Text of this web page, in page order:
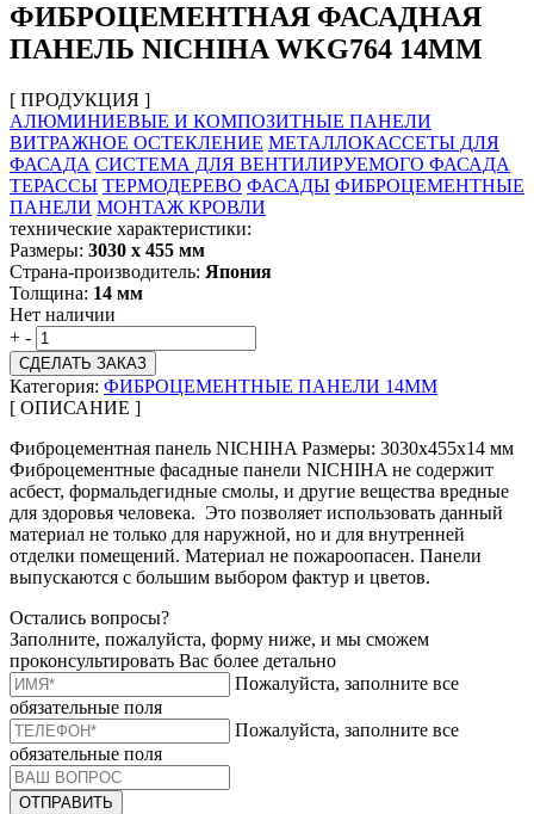
ФИБРОЦЕМЕНТНАЯ ФАСАДНАЯ
ПАНЕЛЬ NICHIHA WKG764 14ММ
[ ПРОДУКЦИЯ ]
АЛЮМИНИЕВЫЕ И КОМПОЗИТНЫЕ ПАНЕЛИ
ВИТРАЖНОЕ ОСТЕКЛЕНИЕ МЕТАЛЛОКАССЕТЫ ДЛЯ
ФАСАДА СИСТЕМА ДЛЯ ВЕНТИЛИРУЕМОГО ФАСАДА
ТЕРАССЫ ТЕРМОДЕРЕВО ФАСАДЫ ФИБРОЦЕМЕНТНЫЕ
ПАНЕЛИ МОНТАЖ КРОВЛИ
технические характеристики:
Размеры: 3030 х 455 мм
Страна-производитель: Япония
Толщина: 14 мм
Нет наличии
+ -
СДЕЛАТЬ ЗАКАЗ
Категория: ФИБРОЦЕМЕНТНЫЕ ПАНЕЛИ 14ММ
[ ОПИСАНИЕ ]
Фиброцементная панель NICHIHA Размеры: 3030х455х14 мм
Фиброцементные фасадные панели NICHIHA не содержит
асбест, формальдегидные смолы, и другие вещества вредные
для здоровья человека. Это позволяет использовать данный
материал не только для наружной, но и для внутренней
отделки помещений. Материал не пожароопасен. Панели
выпускаются с большим выбором фактур и цветов.
Остались вопросы?
Заполните, пожалуйста, форму ниже, и мы сможем
проконсультировать Вас более детально
Пожалуйста, заполните все
обязательные поля
Пожалуйста, заполните все
обязательные поля
ОТПРАВИТЬ